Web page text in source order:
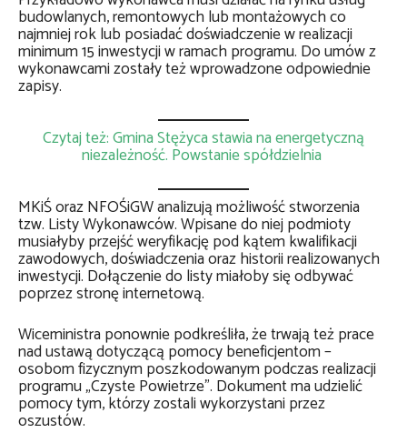
budowlanych, remontowych lub montażowych co
najmniej rok lub posiadać doświadczenie w realizacji
minimum 15 inwestycji w ramach programu. Do umów z
wykonawcami zostały też wprowadzone odpowiednie
zapisy.
Czytaj też: Gmina Stężyca stawia na energetyczną
niezależność. Powstanie spółdzielnia
MKiŚ oraz NFOŚiGW analizują możliwość stworzenia
tzw. Listy Wykonawców. Wpisane do niej podmioty
musiałyby przejść weryfikację pod kątem kwalifikacji
zawodowych, doświadczenia oraz historii realizowanych
inwestycji. Dołączenie do listy miałoby się odbywać
poprzez stronę internetową.
Wiceministra ponownie podkreśliła, że trwają też prace
nad ustawą dotyczącą pomocy beneficjentom –
osobom fizycznym poszkodowanym podczas realizacji
programu „Czyste Powietrze”. Dokument ma udzielić
pomocy tym, którzy zostali wykorzystani przez
oszustów.